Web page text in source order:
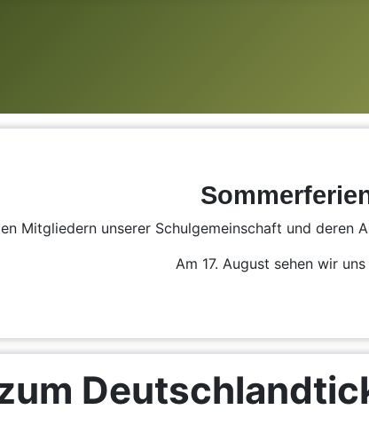
Mitgliedern unserer Schulgemeinschaft und deren
Am 17. August sehen wir